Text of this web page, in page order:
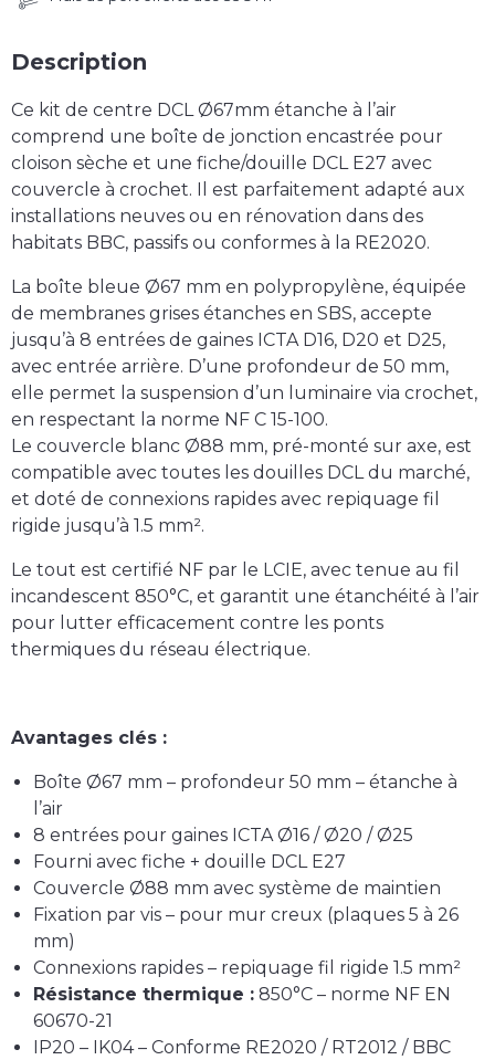
Description
Ce kit de centre DCL Ø67mm étanche à l’air
comprend une boîte de jonction encastrée pour
cloison sèche et une fiche/douille DCL E27 avec
couvercle à crochet. Il est parfaitement adapté aux
installations neuves ou en rénovation dans des
habitats BBC, passifs ou conformes à la RE2020.
La boîte bleue Ø67 mm en polypropylène, équipée
de membranes grises étanches en SBS, accepte
jusqu’à 8 entrées de gaines ICTA D16, D20 et D25,
avec entrée arrière. D’une profondeur de 50 mm,
elle permet la suspension d’un luminaire via crochet,
en respectant la norme NF C 15-100.
Le couvercle blanc Ø88 mm, pré-monté sur axe, est
compatible avec toutes les douilles DCL du marché,
et doté de connexions rapides avec repiquage fil
rigide jusqu’à 1.5 mm².
Le tout est certifié NF par le LCIE, avec tenue au fil
incandescent 850°C, et garantit une étanchéité à l’air
pour lutter efficacement contre les ponts
thermiques du réseau électrique.
Avantages clés :
Boîte Ø67 mm – profondeur 50 mm – étanche à
l’air
8 entrées pour gaines ICTA Ø16 / Ø20 / Ø25
Fourni avec fiche + douille DCL E27
Couvercle Ø88 mm avec système de maintien
Fixation par vis – pour mur creux (plaques 5 à 26
mm)
Connexions rapides – repiquage fil rigide 1.5 mm²
Résistance thermique : 850°C – norme NF EN
60670-21
IP20 – IK04 – Conforme RE2020 / RT2012 / BBC